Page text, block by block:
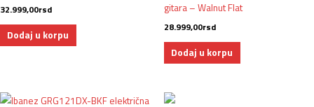
32.999,00rsd
Dodaj u korpu
gitara – Walnut Flat
28.999,00rsd
Dodaj u korpu